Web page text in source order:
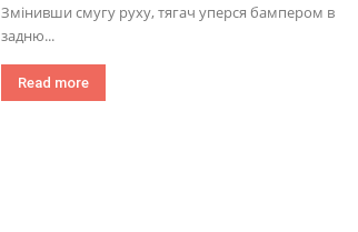
Змінивши смугу руху, тягач уперся бампером в
задню...
Read more